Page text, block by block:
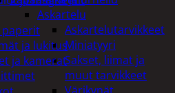
Askartelu
Askartelutarvikkeet
Miniatyyri
Sakset, liimat ja
muut tarvikkeet
paperit
ja lukitus
ja kamerat